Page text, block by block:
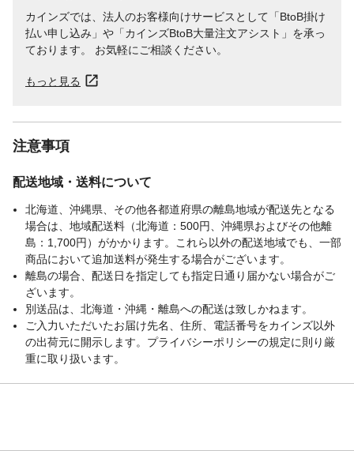
カインズでは、法人のお客様向けサービスとして「BtoB掛け
払い申し込み」や「カインズBtoB大量注文アシスト」を承っ
ております。 お気軽にご相談ください。
もっと見る
注意事項
配送地域・送料について
北海道、沖縄県、その他各都道府県の離島地域が配送先となる
場合は、地域配送料（北海道：500円、沖縄県およびその他離
島：1,700円）がかかります。これら以外の配送地域でも、一部
商品において追加送料が発生する場合がございます。
離島の場合、配送日を指定しても指定日通り届かない場合がご
ざいます。
別送品は、北海道・沖縄・離島への配送は致しかねます。
ご入力いただいたお届け先名、住所、電話番号をカインズ以外
の出荷元に開示します。プライバシーポリシーの規定に則り厳
重に取り扱います。